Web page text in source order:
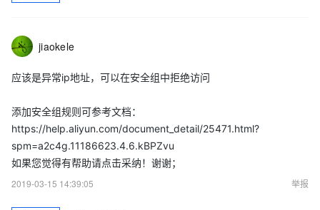
jiaokele
应该是异常ip地址，可以在安全组中拒绝访问
添加安全组规则可参考文档：
https://help.aliyun.com/document_detail/25471.html?
spm=a2c4g.11186623.4.6.kBPZvu
如果您觉得有帮助请点击采纳！谢谢；
2019-03-15 14:39:05
举报